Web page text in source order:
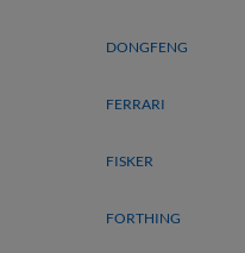
DONGFENG
FERRARI
FISKER
FORTHING